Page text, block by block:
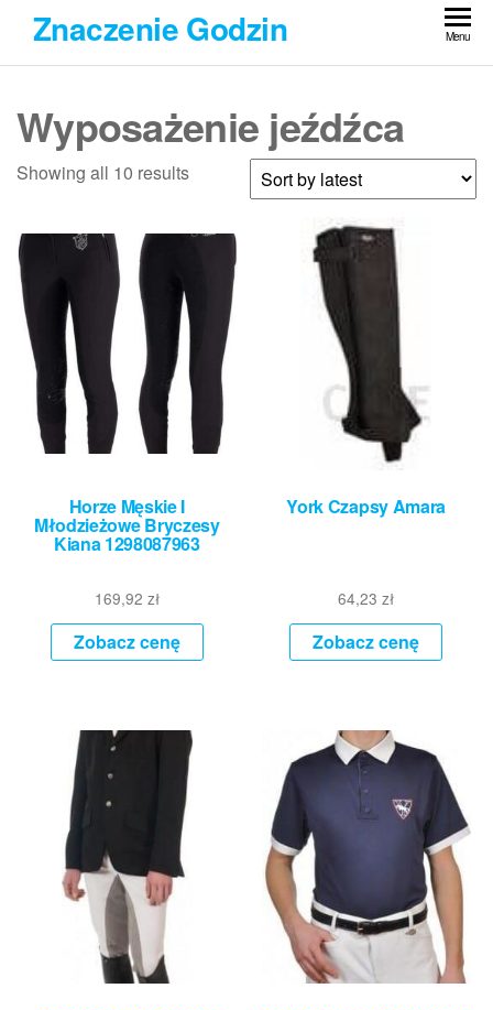
Przejdź
treści
Znaczenie Godzin Menu
Wyposażenie jeźdźca
Showing all 10 results
Horze Męskie I
Młodzieżowe Bryczesy
Kiana 1298087963
169,92 zł
Zobacz cenę
York Czapsy Amara
64,23zł
Zobacz cenę